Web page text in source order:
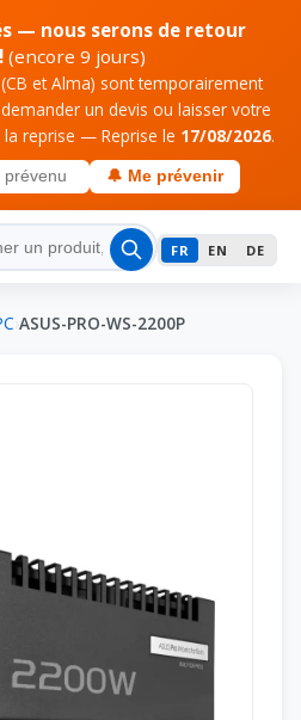
— nous serons de retour
(encore 9 jours)
et Alma) sont temporairement
un devis ou laisser votre
reprise — Reprise le 17/08/2026.
🔔 Me prévenir
FR EN DE
ASUS-PRO-WS-2200P